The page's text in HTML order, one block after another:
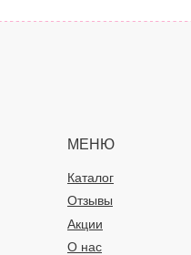
МЕНЮ
Каталог
О нас
Отзывы
Акции